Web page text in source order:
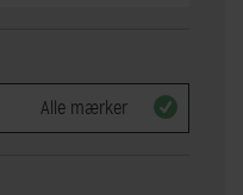
Alle mærker